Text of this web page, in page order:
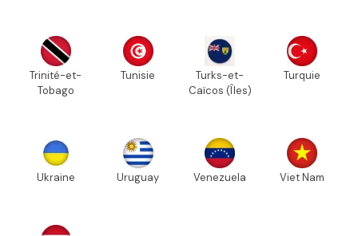
Trinité-et-
Tobago
Tunisie
Turks-et-
Caïcos (Îles)
Turquie
Ukraine Uruguay Venezuela Viet Nam